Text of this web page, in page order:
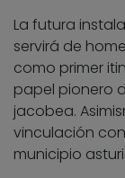
La futura
servirá de
como primer
papel pionero
jacobea.
vinculación
municipio